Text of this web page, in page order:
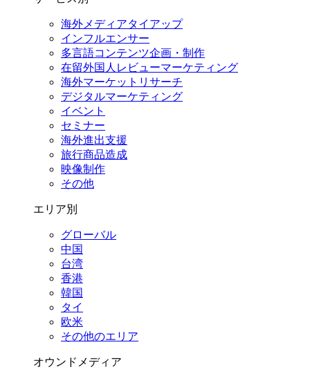
海外メディアタイアップ
インフルエンサー
多言語コンテンツ企画・制作
在留外国⼈レビューマーケティング
海外マーケットリサーチ
デジタルマーケティング
イベント
セミナー
海外進出支援
旅行商品造成
映像制作
その他
エリア別
グローバル
中国
台湾
香港
韓国
タイ
欧米
その他のエリア
オウンドメディア